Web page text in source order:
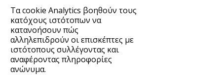
Τα cookie Analytics βοηθούν τους
κατόχους ιστότοπων να
κατανοήσουν πώς
αλληλεπιδρούν οι επισκέπτες με
ιστότοπους συλλέγοντας και
αναφέροντας πληροφορίες
ανώνυμα.